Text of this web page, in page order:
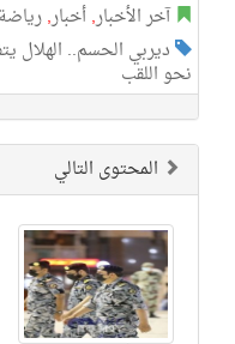
آخر الأخبار,أخبار,رياضة
ديربي الحسم.. الهلال
نحو اللقب
المحتوى التالي